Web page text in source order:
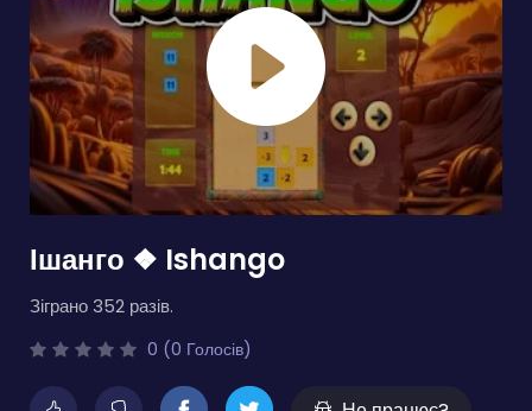
Ішанго ❖ Ishango
Зіграно 352 разів.
0 (0 Голосів)